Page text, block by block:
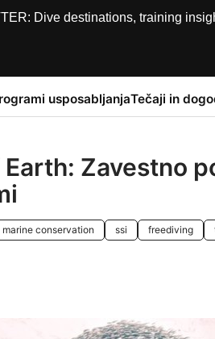
Dive destinations, training
usposabljanjaTečaji in
Earth: Zavestno
marine conservation ssi freediving